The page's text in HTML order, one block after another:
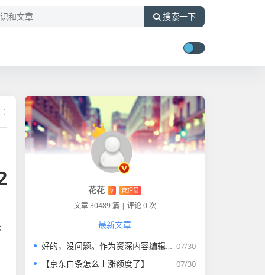
搜索一下
花花 V 管理员
文章 30489 篇 | 评论 0 次
最新文章
07/30
好的，没问题。作为资深内容编辑，我将为您打造一篇符合要求的专业教程文章。
07/30
【京东白条怎么上涨额度了】